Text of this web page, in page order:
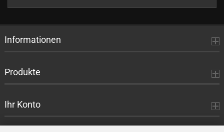
EIN.
Informationen
Produkte
Ihr Konto